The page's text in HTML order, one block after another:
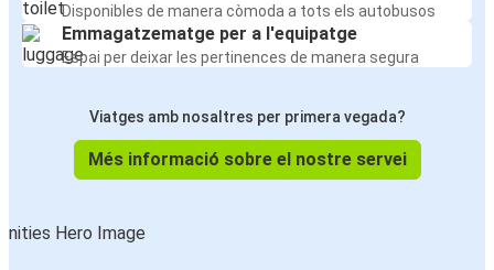
Disponibles de manera còmoda a tots els autobusos
Emmagatzematge per a l'equipatge
Espai per deixar les pertinences de manera segura
Viatges amb nosaltres per primera vegada?
Més informació sobre el nostre servei